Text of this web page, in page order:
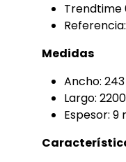
Trendtime
Referencia:
Medidas
Ancho:
Largo:
Espesor: 9